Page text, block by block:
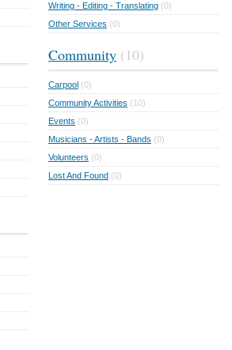
Writing - Editing - Translating (0)
Other Services (0)
Community (10)
Carpool (0)
Community Activities (10)
Events (0)
Musicians - Artists - Bands (0)
Volunteers (0)
Lost And Found (0)